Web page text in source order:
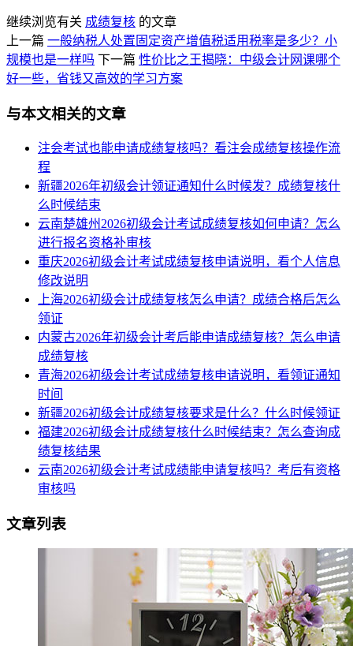
继续浏览有关 成绩复核 的文章
上一篇 一般纳税人处置固定资产增值税适用税率是多少？小
规模也是一样吗 下一篇 性价比之王揭晓：中级会计网课哪个
好一些，省钱又高效的学习方案
与本文相关的文章
注会考试也能申请成绩复核吗？看注会成绩复核操作流
程
新疆2026年初级会计领证通知什么时候发？成绩复核什
么时候结束
云南楚雄州2026初级会计考试成绩复核如何申请？怎么
进行报名资格补审核
重庆2026初级会计考试成绩复核申请说明，看个人信息
修改说明
上海2026初级会计成绩复核怎么申请？成绩合格后怎么
领证
内蒙古2026年初级会计考后能申请成绩复核？怎么申请
成绩复核
青海2026初级会计考试成绩复核申请说明，看领证通知
时间
新疆2026初级会计成绩复核要求是什么？什么时候领证
福建2026初级会计成绩复核什么时候结束？怎么查询成
绩复核结果
云南2026初级会计考试成绩能申请复核吗？考后有资格
审核吗
文章列表